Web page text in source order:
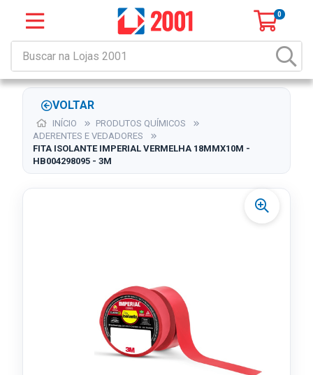
0
VOLTAR
INÍCIO
PRODUTOS QUÍMICOS
ADERENTES E VEDADORES
FITA ISOLANTE IMPERIAL VERMELHA 18MMX10M -
HB004298095 - 3M